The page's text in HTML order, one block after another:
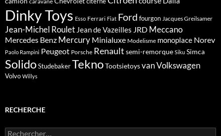
Dinky Toys Esso Ferrari Fiat Ford fourgon Jacques Greilsamer
Jean-Michel Roulet Jean de Vazeilles JRD Meccano
Mercedes Benz Mercury Minialuxe Modelisme monoplace Norev
Paolo Rampini Peugeot Porsche Renault semi-remorque Siku Simca
SolidoStudebakerTeknoTootsietoysvanVolkswagen
Volvo Willys
RECHERCHE
Rechercher :